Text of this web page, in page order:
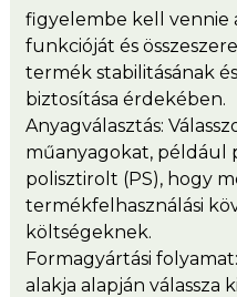
figyelembe kell vennie
funkcióját és
termék stabilitásának
biztosítása érdekében.
Anyagválasztás:
műanyagokat, például
polisztirolt (PS), hogy
termékfelhasználási
költségeknek.
Formagyártási
alakja alapján válassza